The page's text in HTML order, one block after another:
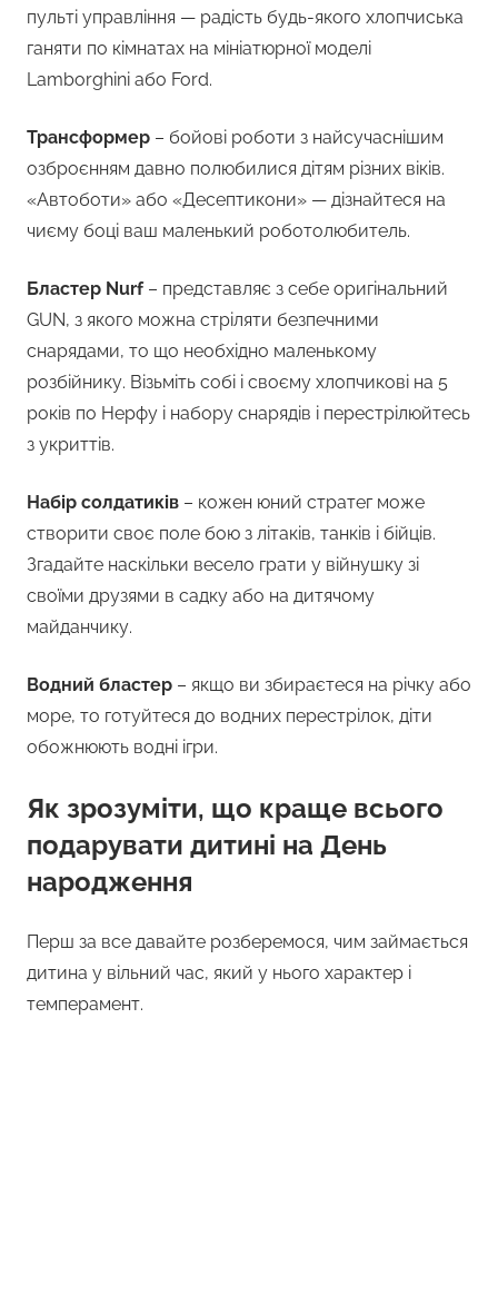
пульті управління — радість будь-якого хлопчиська
ганяти по кімнатах на мініатюрної моделі
Lamborghini або Ford.
Трансформер – бойові роботи з найсучаснішим
озброєнням давно полюбилися дітям різних віків.
«Автоботи» або «Десептикони» — дізнайтеся на
чиєму боці ваш маленький роботолюбитель.
Бластер Nurf– представляє з себе оригінальний
GUN, з якого можна стріляти безпечними
снарядами, то що необхідно маленькому
розбійнику. Візьміть собі і своєму хлопчикові на 5
років по Нерфу і набору снарядів і перестрілюйтесь
з укриттів.
Набір солдатиків – кожен юний стратег може
створити своє поле бою з літаків, танків і бійців.
Згадайте наскільки весело грати у війнушку зі
своїми друзями в садку або на дитячому
майданчику.
Водний бластер – якщо ви збираєтеся на річку або
море, то готуйтеся до водних перестрілок, діти
обожнюють водні ігри.
Як зрозуміти, що краще всього
подарувати дитині на День
народження
Перш за все давайте розберемося, чим займається
дитина у вільний час, який у нього характер і
темперамент.